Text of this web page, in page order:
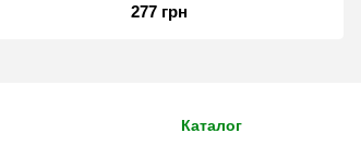
277 грн
Каталог